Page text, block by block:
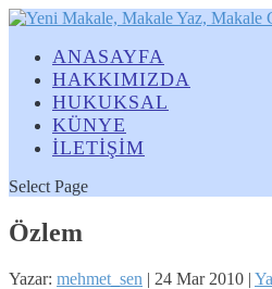
ANASAYFA
HAKKIMIZDA
HUKUKSAL
KÜNYE
İLETİŞİM
Select Page
Özlem
Yazar: mehmet_sen | 24 Mar 2010 |